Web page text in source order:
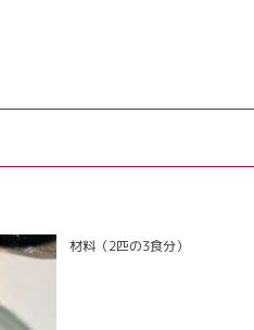
材料（2匹の3食分）